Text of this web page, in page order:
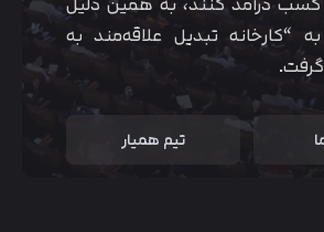
“کارخانه تبدیل علاقه‌مند به
تیم همیار